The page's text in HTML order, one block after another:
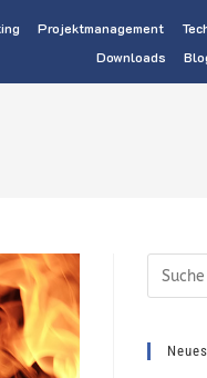
Projektmanagement
Downloads